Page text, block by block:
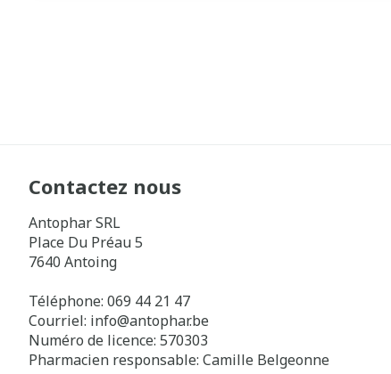
Contactez nous
Antophar SRL
Place Du Préau 5
7640 Antoing
Téléphone: 069 44 21 47
Courriel: info@antophar.be
Numéro de licence: 570303
Pharmacien responsable: Camille Belgeonne